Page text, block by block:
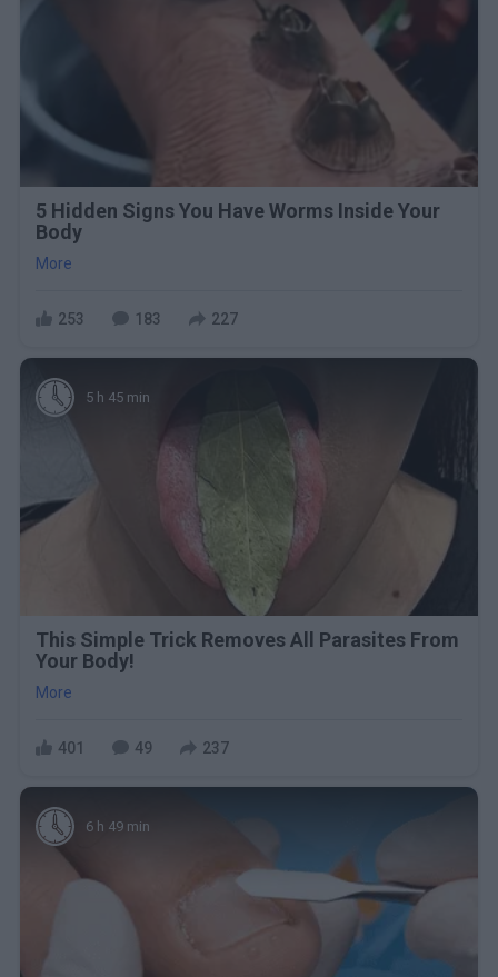
5 Hidden Signs You Have Worms Inside Your
Body
More
253 183 227
5 h 45 min
This Simple Trick Removes All Parasites From
Your Body!
More
401 49 237
6 h 49 min